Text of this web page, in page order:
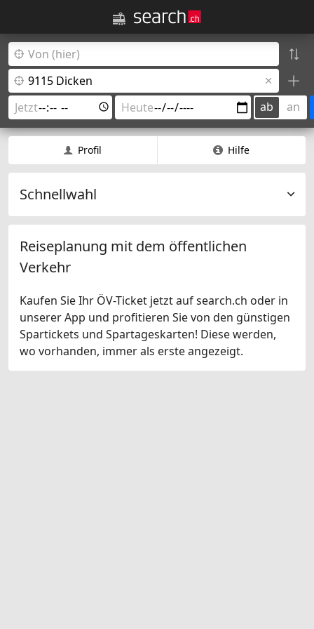
ab an
Profil Hilfe
Schnellwahl
Reiseplanung mit dem öffentlichen
Verkehr
Kaufen Sie Ihr ÖV-Ticket jetzt auf search.ch oder in
unserer App und profitieren Sie von den günstigen
Spartickets und Spartageskarten! Diese werden,
wo vorhanden, immer als erste angezeigt.